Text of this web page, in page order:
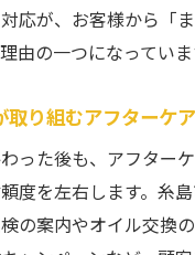
応が、お客様から「
由の一つになっていま
取り組むアフターケ
った後も、アフター
度を左右します。糸
の案内やオイル交換